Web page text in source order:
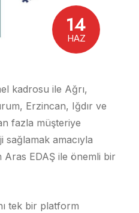
14
HAZ
kadrosu ile Ağrı,
Erzincan, Iğdır ve
fazla müşteriye
sağlamak amacıyla
Aras EDAŞ ile önemli bir
tek bir platform